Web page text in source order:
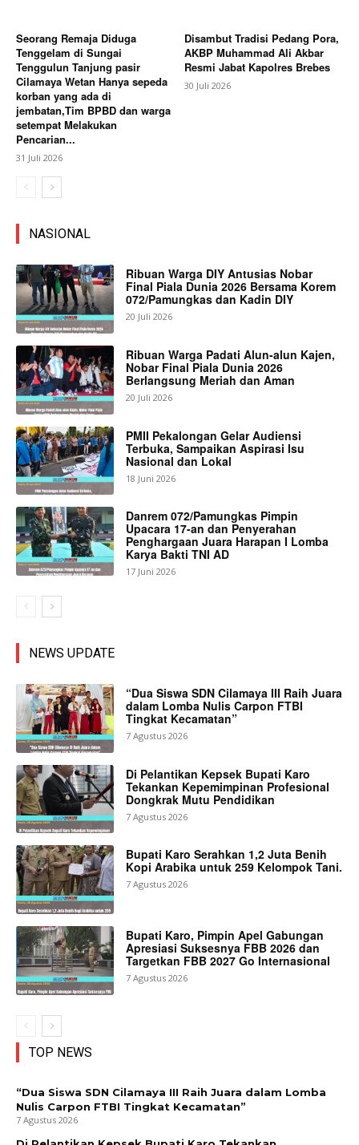
Seorang Remaja Diduga
Tenggelam di Sungai
Tenggulun Tanjung pasir
Cilamaya Wetan Hanya sepeda
korban yang ada di
jembatan,Tim BPBD dan warga
setempat Melakukan
Pencarian...
31 Juli 2026
Disambut Tradisi Pedang Pora,
AKBP Muhammad Ali Akbar
Resmi Jabat Kapolres Brebes
30 Juli 2026
NASIONAL
Ribuan Warga DIY Antusias Nobar
Final Piala Dunia 2026 Bersama Korem
072/Pamungkas dan Kadin DIY
20 Juli 2026
Ribuan Warga Padati Alun-alun Kajen,
Nobar Final Piala Dunia 2026
Berlangsung Meriah dan Aman
20 Juli 2026
PMII Pekalongan Gelar Audiensi
Terbuka, Sampaikan Aspirasi Isu
Nasional dan Lokal
18 Juni 2026
Danrem 072/Pamungkas Pimpin
Upacara 17-an dan Penyerahan
Penghargaan Juara Harapan I Lomba
Karya Bakti TNI AD
17 Juni 2026
NEWS UPDATE
“Dua Siswa SDN Cilamaya III Raih Juara
dalam Lomba Nulis Carpon FTBI
Tingkat Kecamatan”
7 Agustus 2026
Di Pelantikan Kepsek Bupati Karo
Tekankan Kepemimpinan Profesional
Dongkrak Mutu Pendidikan
7 Agustus 2026
Bupati Karo Serahkan 1,2 Juta Benih
Kopi Arabika untuk 259 Kelompok Tani.
7 Agustus 2026
Bupati Karo, Pimpin Apel Gabungan
Apresiasi Suksesnya FBB 2026 dan
Targetkan FBB 2027 Go Internasional
7 Agustus 2026
TOP NEWS
“Dua Siswa SDN Cilamaya III Raih Juara dalam Lomba
Nulis Carpon FTBI Tingkat Kecamatan”
7 Agustus 2026